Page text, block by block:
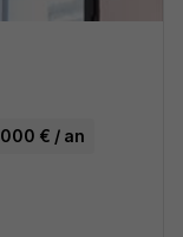
€ / an